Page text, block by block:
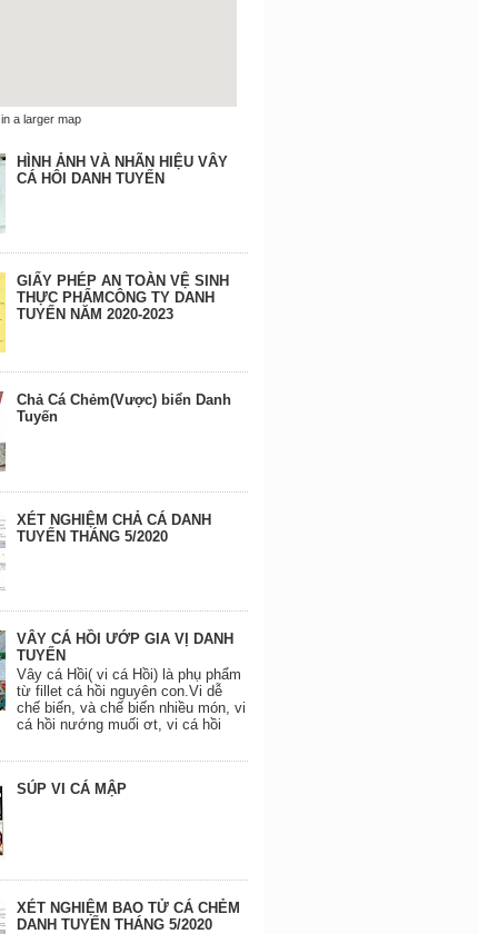
in a larger map
HÌNH ẢNH VÀ NHÃN HIỆU VÂY
CÁ HÔI DANH TUYẾN
GIẤY PHÉP AN TOÀN VỆ SINH
THỰC PHẨMCÔNG TY DANH
TUYẾN NĂM 2020-2023
Chả Cá Chẻm(Vược) biển Danh
Tuyến
XÉT NGHIỆM CHẢ CÁ DANH
TUYẾN THÁNG 5/2020
VÂY CÁ HỒI ƯỚP GIA VỊ DANH
TUYẾN
Vây cá Hồi( vi cá Hồi) là phụ phẩm
từ fillet cá hồi nguyên con.Vi dễ
chế biến, và chế biến nhiều món, vi
cá hồi nướng muối ơt, vi cá hồi
SÚP VI CÁ MẬP
XÉT NGHIỆM BAO TỬ CÁ CHẺM
DANH TUYẾN THÁNG 5/2020